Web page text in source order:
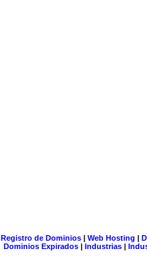
Registro de Dominios| Web Hosting |
Dominios Expirados | Industrias |